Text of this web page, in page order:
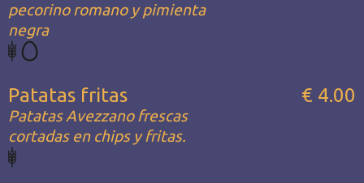
pecorino romano y pimienta
negra
Patatas fritas
Patatas Avezzano frescas
cortadas en chips y fritas.
€ 4.00